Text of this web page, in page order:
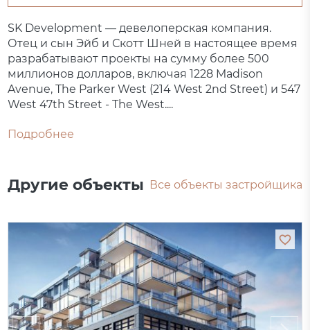
SK Development — девелоперская компания.
Отец и сын Эйб и Скотт Шней в настоящее время
разрабатывают проекты на сумму более 500
миллионов долларов, включая 1228 Madison
Avenue, The Parker West (214 West 2nd Street) и 547
West 47th Street - The West....
Подробнее
Другие объекты Все объекты застройщика